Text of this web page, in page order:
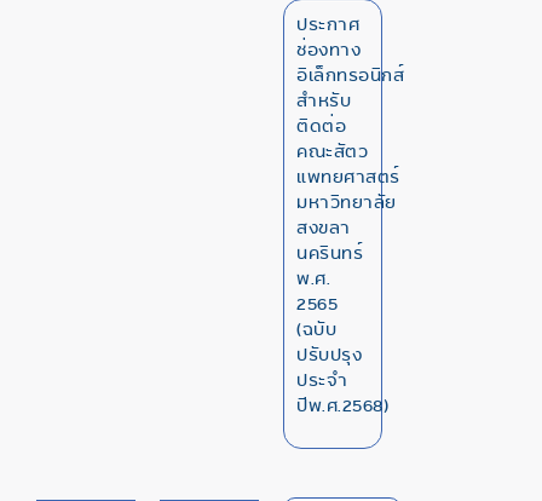
ประกาศ
ช่องทาง
อิเล็กทรอนิกส์
สำหรับ
ติดต่อ
คณะสัตว
แพทยศาสตร์
มหาวิทยาลัย
สงขลา
นครินทร์
พ.ศ.
2565
(ฉบับ
ปรับปรุง
ประจำ
ปีพ.ศ.2568)